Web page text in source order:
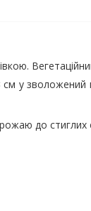
см у зволожений
до